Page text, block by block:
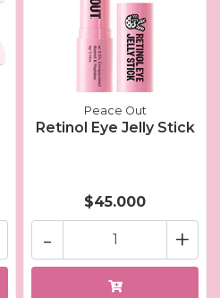
Peace Out
Retinol Eye Jelly Stick
$45.000
+
-